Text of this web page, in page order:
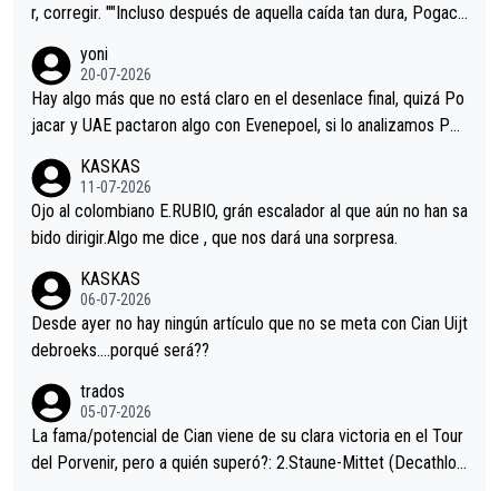
r, corregir. ""Incluso después de aquella caída tan dura, Pogaca
permaneció pegado a su rueda. Parecía increíble la forma en l
a que era capaz de controlar el miedo", recordó."
yoni
20-07-2026
Hay algo más que no está claro en el desenlace final, quizá Po
jacar y UAE pactaron algo con Evenepoel, si lo analizamos Poj
i sin pedalear, luego está el saludo con Evenepoel dándose la
mano de una manera muy fraternal, más allá de los típicos toqu
es en el hombro con que saludaba a Vingegard. Ahí hubo una in
eta, a ver si por querer poner a Del Toro con calzador en posi
ción de podio UAE y Pojacar se van complicar el tour.
KASKAS
11-07-2026
Ojo al colombiano E.RUBIO, grán escalador al que aún no han sa
bido dirigir.Algo me dice , que nos dará una sorpresa.
KASKAS
06-07-2026
Desde ayer no hay ningún artículo que no se meta con Cian Uijt
debroeks….porqué será??
trados
05-07-2026
La fama/potencial de Cian viene de su clara victoria en el Tour
del Porvenir, pero a quién superó?: 2.Staune-Mittet (Decathlon,